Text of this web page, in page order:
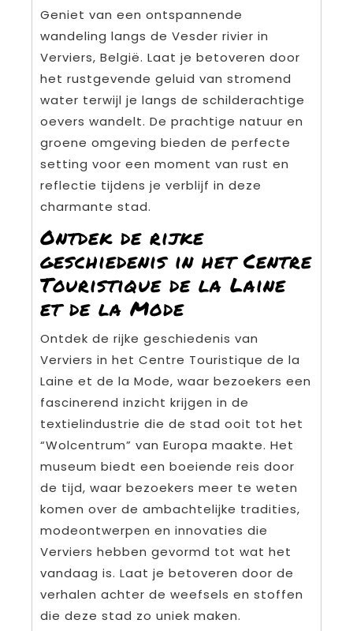
Geniet van een ontspannende
wandeling langs de Vesder rivier in
Verviers, België. Laat je betoveren door
het rustgevende geluid van stromend
water terwijl je langs de schilderachtige
oevers wandelt. De prachtige natuur en
groene omgeving bieden de perfecte
setting voor een moment van rust en
reflectie tijdens je verblijf in deze
charmante stad.
Ontdek de rijke
geschiedenis in het Centre
Touristique de la Laine
et de la Mode
Ontdek de rijke geschiedenis van
Verviers in het Centre Touristique de la
Laine et de la Mode, waar bezoekers een
fascinerend inzicht krijgen in de
textielindustrie die de stad ooit tot het
“Wolcentrum” van Europa maakte. Het
museum biedt een boeiende reis door
de tijd, waar bezoekers meer te weten
komen over de ambachtelijke tradities,
modeontwerpen en innovaties die
Verviers hebben gevormd tot wat het
vandaag is. Laat je betoveren door de
verhalen achter de weefsels en stoffen
die deze stad zo uniek maken.